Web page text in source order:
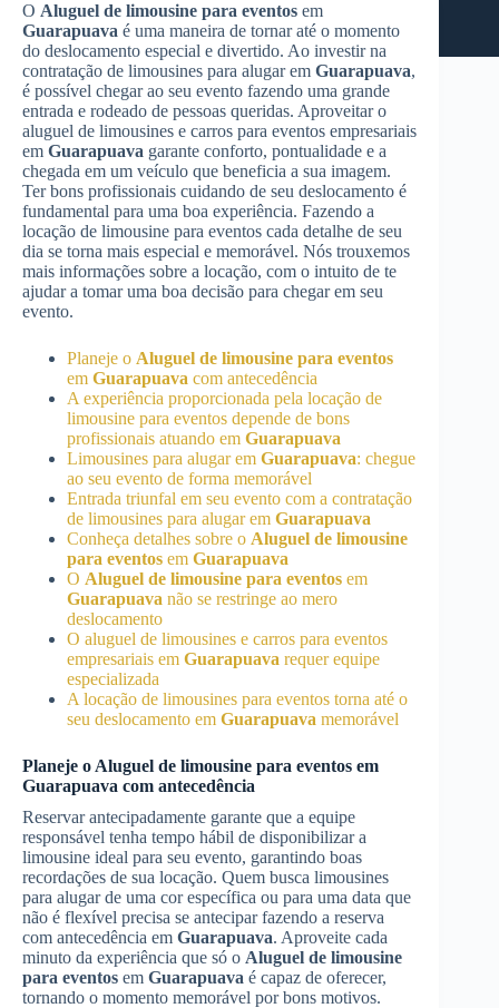
O Aluguel de limousine para eventos em
Guarapuava é uma maneira de tornar até o momento
do deslocamento especial e divertido. Ao investir na
contratação de limousines para alugar em Guarapuava,
é possível chegar ao seu evento fazendo uma grande
entrada e rodeado de pessoas queridas. Aproveitar o
aluguel de limousines e carros para eventos empresariais
em Guarapuava garante conforto, pontualidade e a
chegada em um veículo que beneficia a sua imagem.
Ter bons profissionais cuidando de seu deslocamento é
fundamental para uma boa experiência. Fazendo a
locação de limousine para eventos cada detalhe de seu
dia se torna mais especial e memorável. Nós trouxemos
mais informações sobre a locação, com o intuito de te
ajudar a tomar uma boa decisão para chegar em seu
evento.
Planeje o Aluguel de limousine para eventos
em Guarapuava com antecedência
A experiência proporcionada pela locação de
limousine para eventos depende de bons
profissionais atuando em Guarapuava
Limousines para alugar em Guarapuava: chegue
ao seu evento de forma memorável
Entrada triunfal em seu evento com a contratação
de limousines para alugar em Guarapuava
Conheça detalhes sobre o Aluguel de limousine
para eventos em Guarapuava
O Aluguel de limousine para eventos em
Guarapuava não se restringe ao mero
deslocamento
O aluguel de limousines e carros para eventos
empresariais em Guarapuava requer equipe
especializada
A locação de limousines para eventos torna até o
seu deslocamento em Guarapuava memorável
Planeje o Aluguel de limousine para eventos em
Guarapuava com antecedência
Reservar antecipadamente garante que a equipe
responsável tenha tempo hábil de disponibilizar a
limousine ideal para seu evento, garantindo boas
recordações de sua locação. Quem busca limousines
para alugar de uma cor específica ou para uma data que
não é flexível precisa se antecipar fazendo a reserva
com antecedência em Guarapuava. Aproveite cada
minuto da experiência que só o Aluguel de limousine
para eventos em Guarapuava é capaz de oferecer,
tornando o momento memorável por bons motivos.